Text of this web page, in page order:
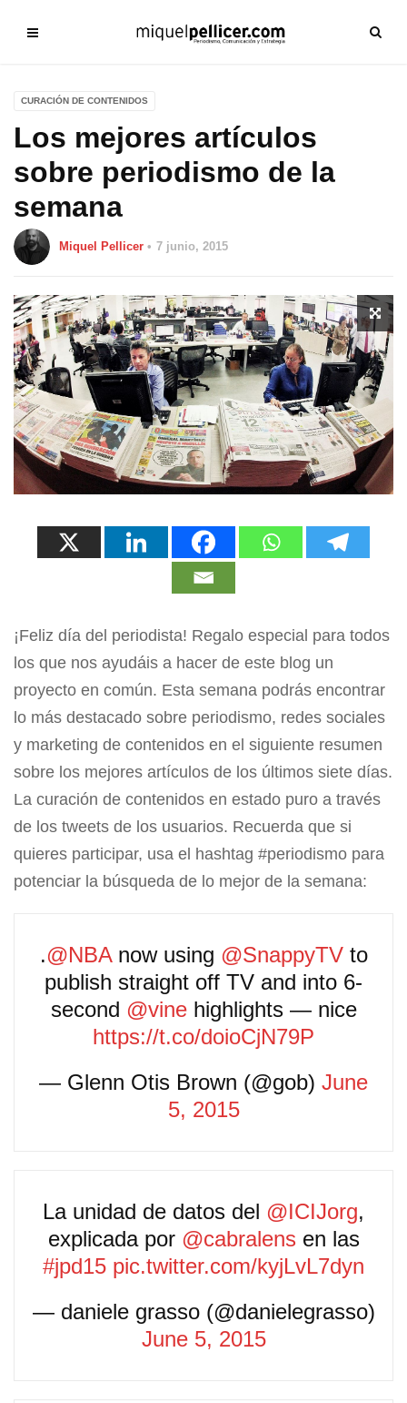
CURACIÓN DE CONTENIDOS
Los mejores artículos
sobre periodismo de la
semana
Miquel Pellicer 7 junio, 2015
¡Feliz día del periodista! Regalo especial para todos
los que nos ayudáis a hacer de este blog un
proyecto en común. Esta semana podrás encontrar
lo más destacado sobre periodismo, redes sociales
y marketing de contenidos en el siguiente resumen
sobre los mejores artículos de los últimos siete días.
La curación de contenidos en estado puro a través
de los tweets de los usuarios. Recuerda que si
quieres participar, usa el hashtag #periodismo para
potenciar la búsqueda de lo mejor de la semana:
.@NBAnow using @SnappyTVto
publish straight off TV and into 6-
second @vinehighlights — nice
https://t.co/doioCjN79P
— Glenn Otis Brown (@gob) June
5, 2015
La unidad de datos del @ICIJorg,
explicada por @cabralens en las
#jpd15 pic.twitter.com/kyjLvL7dyn
— daniele grasso (@danielegrasso)
June 5, 2015